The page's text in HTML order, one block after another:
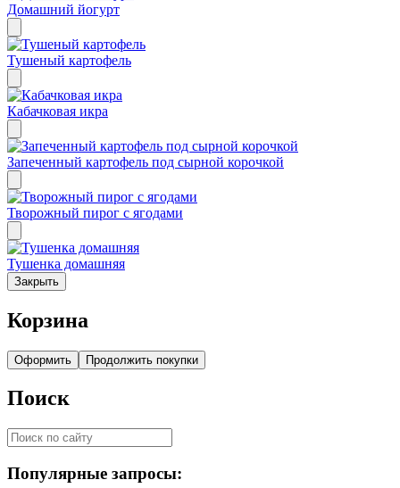
Домашний йогурт
Тушеный картофель
Кабачковая икра
Запеченный картофель под сырной корочкой
Творожный пирог с ягодами
Тушенка домашняя
Закрыть
Корзина
Оформить Продолжить покупки
Поиск
Популярные запросы: